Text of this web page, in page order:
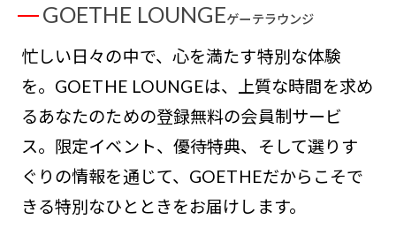
GOETHE LOUNGEゲーテラウンジ
忙しい日々の中で、心を満たす特別な体験
を。GOETHE LOUNGEは、上質な時間を求め
るあなたのための登録無料の会員制サービ
ス。限定イベント、優待特典、そして選りす
ぐりの情報を通じて、GOETHEだからこそで
きる特別なひとときをお届けします。